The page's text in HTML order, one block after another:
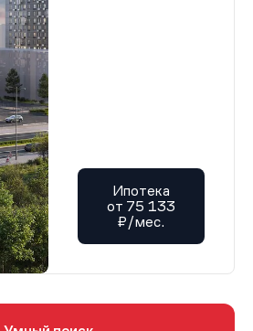
Ипотека
от 75 133
₽/мес.